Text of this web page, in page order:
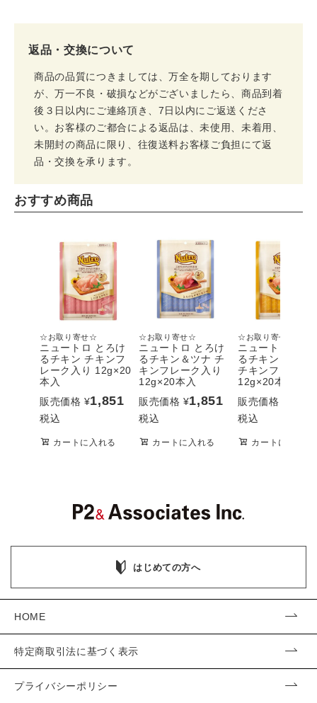
返品・交換について
商品の品質につきましては、万全を期しております
が、万一不良・破損などがございましたら、商品到着
後３日以内にご連絡頂き、7日以内にご返送くださ
い。お客様のご都合による返品は、未使用、未着用、
未開封の商品に限り、往復送料お客様ご負担にて返
品・交換を承ります。
おすすめ商品
☆お取り寄せ☆
ニュートロ とろけ
るチキン チキンフ
レーク入り 12g×20
本入
販売価格 ¥1,851
税込
カートに入れる
☆お取り寄せ☆
ニュートロ とろけ
るチキン＆ツナ チ
キンフレーク入り
12g×20本入
販売価格 ¥1,851
税込
カートに入れる
☆お取り寄せ☆
ニュートロ とろ
るチキン＆サー
チキンフレーク
12g×20本入
販売価格
税込
カートに入れる
はじめての方へ
HOME
特定商取引法に基づく表示
プライバシーポリシー